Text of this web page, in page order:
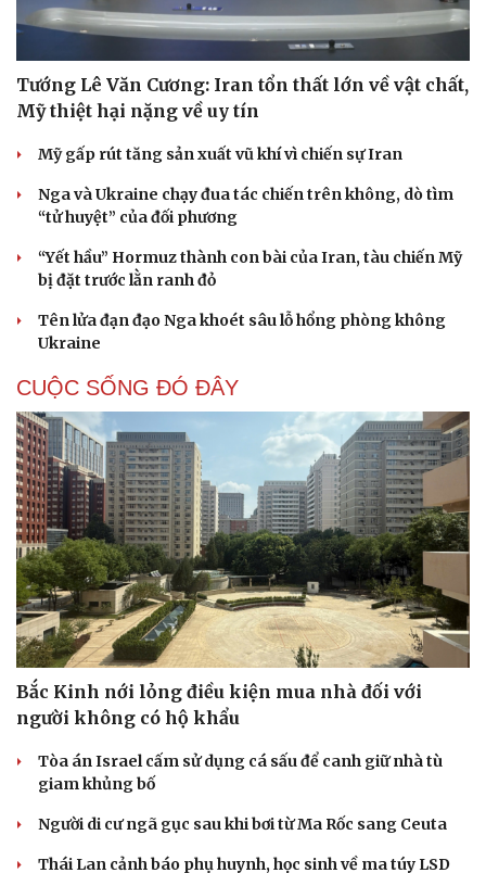
Cải chính
Tướng Lê Văn Cương: Iran tổn thất lớn về vật chất,
Mỹ thiệt hại nặng về uy tín
Mỹ gấp rút tăng sản xuất vũ khí vì chiến sự Iran
Nga và Ukraine chạy đua tác chiến trên không, dò tìm
“tử huyệt” của đối phương
“Yết hầu” Hormuz thành con bài của Iran, tàu chiến Mỹ
bị đặt trước lằn ranh đỏ
Tên lửa đạn đạo Nga khoét sâu lỗ hổng phòng không
Ukraine
CUỘC SỐNG ĐÓ ĐÂY
Bắc Kinh nới lỏng điều kiện mua nhà đối với
người không có hộ khẩu
Tòa án Israel cấm sử dụng cá sấu để canh giữ nhà tù
giam khủng bố
Người di cư ngã gục sau khi bơi từ Ma Rốc sang Ceuta
Thái Lan cảnh báo phụ huynh, học sinh về ma túy LSD